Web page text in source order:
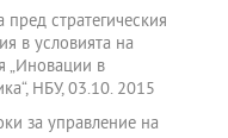
пред стратегическия
в условията на
„Иновации в
НБУ, 03.10. 2015
за управление на